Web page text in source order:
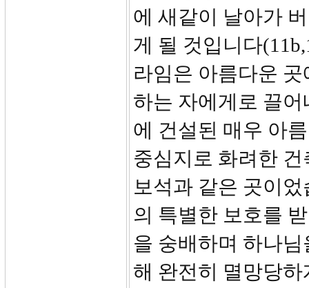
에 새같이 날아가
게 될 것입니다
라임은 아름다운
하는 자에게로 끌
에 건설된 매우 아
중심지로 화려한
보석과 같은 곳이
의 특별한 보호를
을 숭배하며 하나
해 완전히 멸망당